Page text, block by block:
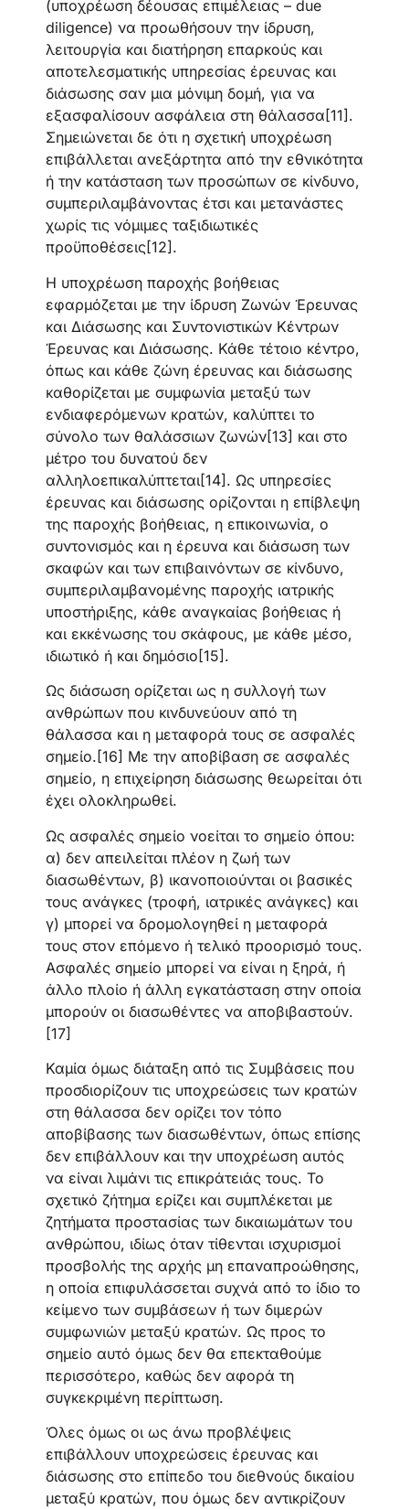
(υποχρέωση δέουσας επιμέλειας – due
diligence) να προωθήσουν την ίδρυση,
λειτουργία και διατήρηση επαρκούς και
αποτελεσματικής υπηρεσίας έρευνας και
διάσωσης σαν μια μόνιμη δομή, για να
εξασφαλίσουν ασφάλεια στη θάλασσα[11].
Σημειώνεται δε ότι η σχετική υποχρέωση
επιβάλλεται ανεξάρτητα από την εθνικότητα
ή την κατάσταση των προσώπων σε κίνδυνο,
συμπεριλαμβάνοντας έτσι και μετανάστες
χωρίς τις νόμιμες ταξιδιωτικές
προϋποθέσεις[12].
Η υποχρέωση παροχής βοήθειας
εφαρμόζεται με την ίδρυση Ζωνών Έρευνας
και Διάσωσης και Συντονιστικών Κέντρων
Έρευνας και Διάσωσης. Κάθε τέτοιο κέντρο,
όπως και κάθε ζώνη έρευνας και διάσωσης
καθορίζεται με συμφωνία μεταξύ των
ενδιαφερόμενων κρατών, καλύπτει το
σύνολο των θαλάσσιων ζωνών[13] και στο
μέτρο του δυνατού δεν
αλληλοεπικαλύπτεται[14]. Ως υπηρεσίες
έρευνας και διάσωσης ορίζονται η επίβλεψη
της παροχής βοήθειας, η επικοινωνία, ο
συντονισμός και η έρευνα και διάσωση των
σκαφών και των επιβαινόντων σε κίνδυνο,
συμπεριλαμβανομένης παροχής ιατρικής
υποστήριξης, κάθε αναγκαίας βοήθειας ή
και εκκένωσης του σκάφους, με κάθε μέσο,
ιδιωτικό ή και δημόσιο[15].
Ως διάσωση ορίζεται ως η συλλογή των
ανθρώπων που κινδυνεύουν από τη
θάλασσα και η μεταφορά τους σε ασφαλές
σημείο.[16] Με την αποβίβαση σε ασφαλές
σημείο, η επιχείρηση διάσωσης θεωρείται ότι
έχει ολοκληρωθεί.
Ως ασφαλές σημείο νοείται το σημείο όπου:
α) δεν απειλείται πλέον η ζωή των
διασωθέντων, β) ικανοποιούνται οι βασικές
τους ανάγκες (τροφή, ιατρικές ανάγκες) και
γ) μπορεί να δρομολογηθεί η μεταφορά
τους στον επόμενο ή τελικό προορισμό τους.
Ασφαλές σημείο μπορεί να είναι η ξηρά, ή
άλλο πλοίο ή άλλη εγκατάσταση στην οποία
μπορούν οι διασωθέντες να αποβιβαστούν.
[17]
Καμία όμως διάταξη από τις Συμβάσεις που
προσδιορίζουν τις υποχρεώσεις των κρατών
στη θάλασσα δεν ορίζει τον τόπο
αποβίβασης των διασωθέντων, όπως επίσης
δεν επιβάλλουν και την υποχρέωση αυτός
να είναι λιμάνι τις επικράτειάς τους. Το
σχετικό ζήτημα ερίζει και συμπλέκεται με
ζητήματα προστασίας των δικαιωμάτων του
ανθρώπου, ιδίως όταν τίθενται ισχυρισμοί
προσβολής της αρχής μη επαναπροώθησης,
η οποία επιφυλάσσεται συχνά από το ίδιο το
κείμενο των συμβάσεων ή των διμερών
συμφωνιών μεταξύ κρατών. Ως προς το
σημείο αυτό όμως δεν θα επεκταθούμε
περισσότερο, καθώς δεν αφορά τη
συγκεκριμένη περίπτωση.
Όλες όμως οι ως άνω προβλέψεις
επιβάλλουν υποχρεώσεις έρευνας και
διάσωσης στο επίπεδο του διεθνούς δικαίου
μεταξύ κρατών, που όμως δεν αντικρίζουν